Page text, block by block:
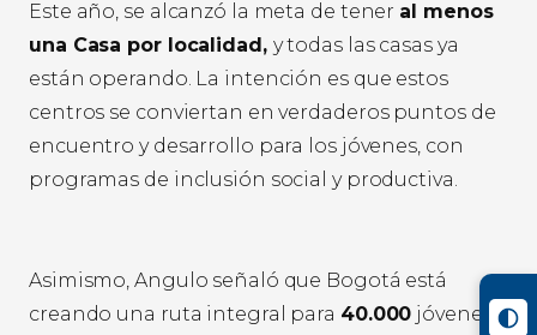
Este año, se alcanzó la meta de tener al menos
una Casa por localidad, y todas las casas ya
están operando. La intención es que estos
centros se conviertan en verdaderos puntos de
encuentro y desarrollo para los jóvenes, con
programas de inclusión social y productiva.
Asimismo, Angulo señaló que Bogotá está
creando una ruta integral para 40.000 jóvenes